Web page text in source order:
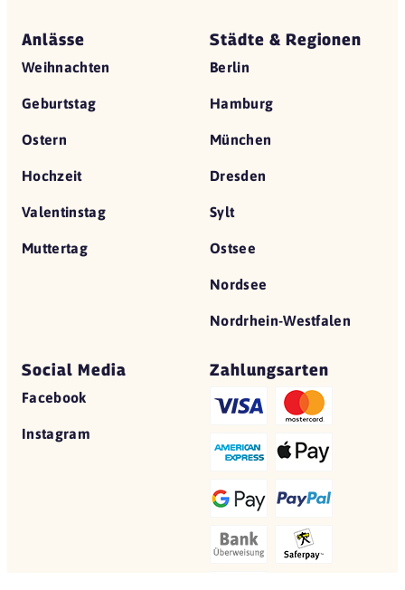
Anlässe
Weihnachten
Geburtstag
Ostern
Hochzeit
Valentinstag
Muttertag
Städte & Regionen
Berlin
Hamburg
München
Dresden
Sylt
Ostsee
Nordsee
Nordrhein-Westfalen
Social Media
Facebook
Instagram
Zahlungsarten